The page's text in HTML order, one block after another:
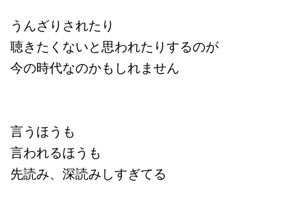
うんざりされたり
聴きたくないと思われたりするのが
今の時代なのかもしれません
言うほうも
言われるほうも
先読み、深読みしすぎてる